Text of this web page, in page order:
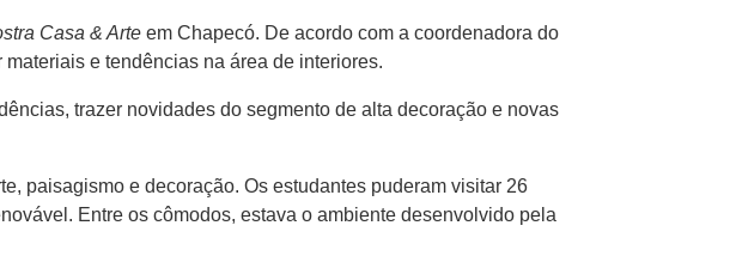
Casa & Arte em Chapecó. De acordo com a coordenadora do
e tendências na área de interiores.
trazer novidades do segmento de alta decoração e novas
paisagismo e decoração. Os estudantes puderam visitar 26
Entre os cômodos, estava o ambiente desenvolvido pela